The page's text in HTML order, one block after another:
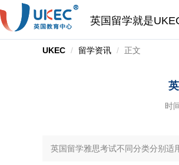
英国留学就是
UKEC 留学资讯 正文
时
英国留学雅思考试不同分类分别适